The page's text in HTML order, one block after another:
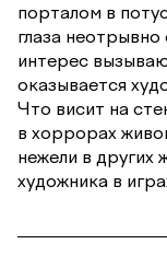
порталом в
глаза
интерес
оказывается
Что висит на
в хоррорах
нежели в других
художника в